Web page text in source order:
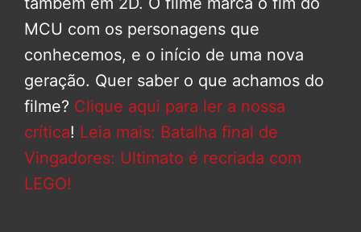
MCU com os personagens que
conhecemos, e o início de uma nova
geração. Quer saber o que achamos do
filme? Clique aqui para ler a nossa
crítica! Leia mais: Batalha final de
Vingadores: Ultimato é recriada com
LEGO!